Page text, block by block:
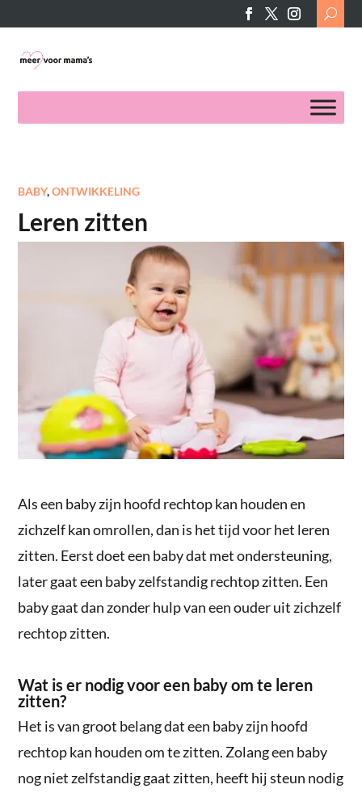
Search
for:
BABY,ONTWIKKELING
Leren zitten
Als een baby zijn hoofd rechtop kan houden en
zichzelf kan omrollen, dan is het tijd voor het leren
zitten. Eerst doet een baby dat met ondersteuning,
later gaat een baby zelfstandig rechtop zitten. Een
baby gaat dan zonder hulp van een ouder uit zichzelf
rechtop zitten.
Wat is er nodig voor een baby om te leren
zitten?
Het is van groot belang dat een baby zijn hoofd
rechtop kan houden om te zitten. Zolang een baby
nog niet zelfstandig gaat zitten, heeft hij steun nodig